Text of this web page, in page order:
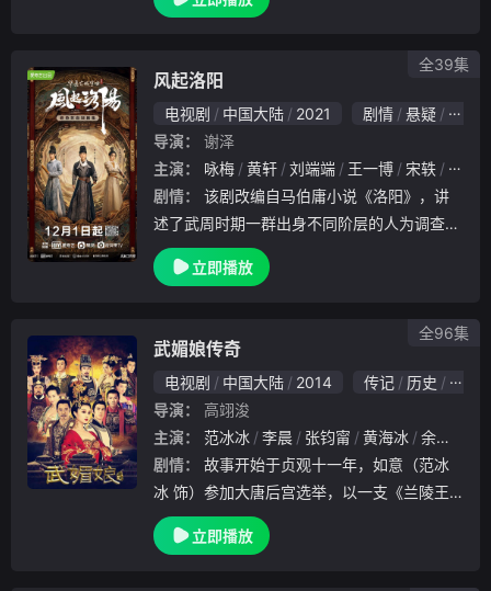
自己的研究生导师，张庆决定通过写小说的方
风起洛阳
电视剧 中国大陆 2021 剧情 悬疑
古装
导演：
谢泽
主演：
咏梅 黄轩 刘端端 王一博 宋轶
李子
剧情：
述了武周时期一群出身不同阶层的人为调查洛
阳悬案而发生的一系列故事。迹于洛阳底层的
不良副帅高秉烛（黄轩 饰）阴差阳错卷入案
立即播放
全39集
武媚娘传奇
电视剧 中国大陆 2014 传记 历史
古装
导演：
高翊浚
主演：
范冰冰 李晨 张钧甯 黄海冰 余皑磊
剧情：
冰 饰）参加大唐后宫选举，以一支《兰陵王
入阵曲》之物震惊四座，吸引了唐太宗李世民
（张丰毅 饰）的注意。然而，春风得意的如
立即播放
全96集